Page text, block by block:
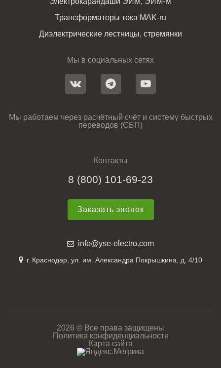
Трансформаторы тока MAK-ru
Диэлектрические лестницы, стремянки
Мы в социальных сетях
Мы работаем через расчётный счёт и систему быстрых
переводов (СБП)
Контакты
8 (800) 101-69-23
Заказать звонок
info@yse-electro.com
г. Краснодар, ул. им. Александра Покрышкина, д. 4/10
2026 © Все права защищены
Политика конфиденциальности
Карта сайта